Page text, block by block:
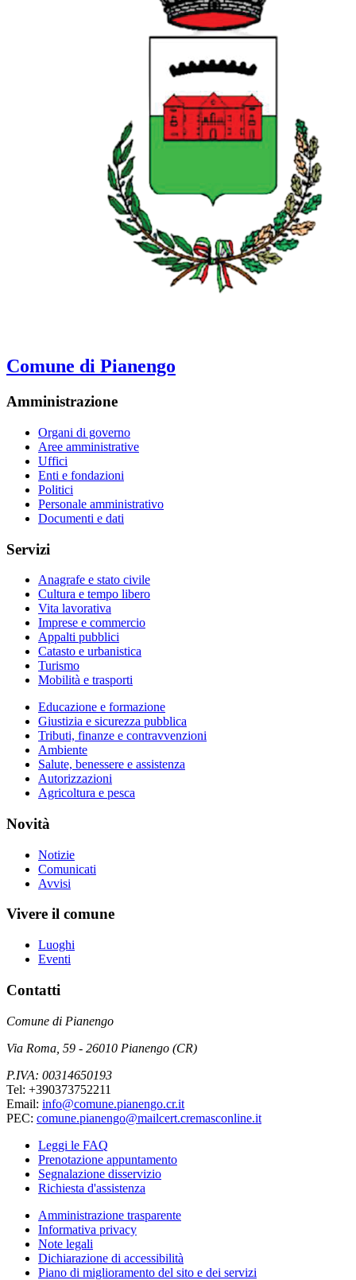
Comune di Pianengo
Amministrazione
Organi di governo
Aree amministrative
Uffici
Enti e fondazioni
Politici
Personale amministrativo
Documenti e dati
Servizi
Anagrafe e stato civile
Cultura e tempo libero
Vita lavorativa
Imprese e commercio
Appalti pubblici
Catasto e urbanistica
Turismo
Mobilità e trasporti
Educazione e formazione
Giustizia e sicurezza pubblica
Tributi, finanze e contravvenzioni
Ambiente
Salute, benessere e assistenza
Autorizzazioni
Agricoltura e pesca
Novità
Notizie
Comunicati
Avvisi
Vivere il comune
Luoghi
Eventi
Contatti
Comune di Pianengo
Via Roma, 59 - 26010 Pianengo (CR)
P.IVA: 00314650193
Tel: +390373752211
Email: info@comune.pianengo.cr.it
PEC: comune.pianengo@mailcert.cremasconline.it
Leggi le FAQ
Prenotazione appuntamento
Segnalazione disservizio
Richiesta d'assistenza
Amministrazione trasparente
Informativa privacy
Note legali
Dichiarazione di accessibilità
Piano di miglioramento del sito e dei servizi